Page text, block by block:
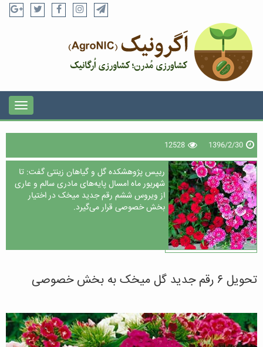
1396/2/30
12528
رییس پژوهشکده گل و گیاهان زینتی گفت: تا
شهریور ماه امسال پایه‌های مادری سالم و عاری
از ویروس ششم رقم جدید میخک در اختیار
بخش خصوصی قرار می‌گیرد.
تحویل ۶ رقم جدید گل میخک به بخش خصوصی